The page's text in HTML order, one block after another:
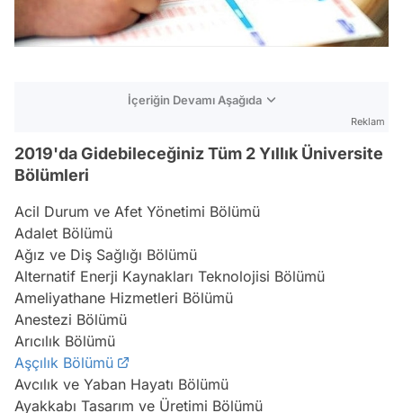
İçeriğin Devamı Aşağıda
Reklam
2019'da Gidebileceğiniz Tüm 2 Yıllık Üniversite
Bölümleri
Acil Durum ve Afet Yönetimi Bölümü
Adalet Bölümü
Ağız ve Diş Sağlığı Bölümü
Alternatif Enerji Kaynakları Teknolojisi Bölümü
Ameliyathane Hizmetleri Bölümü
Anestezi Bölümü
Arıcılık Bölümü
Aşçılık Bölümü
Avcılık ve Yaban Hayatı Bölümü
Ayakkabı Tasarım ve Üretimi Bölümü